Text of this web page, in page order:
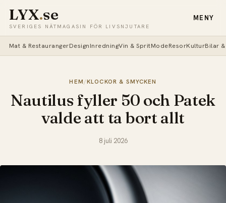
LYX.se
SVERIGES NÄTMAGASIN FÖR LIVSNJUTARE
MENY
Mat & RestaurangerDesignInredningVin & SpritModeResorKulturBilar
HEM/KLOCKOR & SMYCKEN
Nautilus fyller 50 och Patek
valde att ta bort allt
8 juli 2026